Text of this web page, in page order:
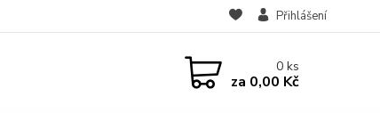
Přihlášení
0ks
za 0,00 Kč